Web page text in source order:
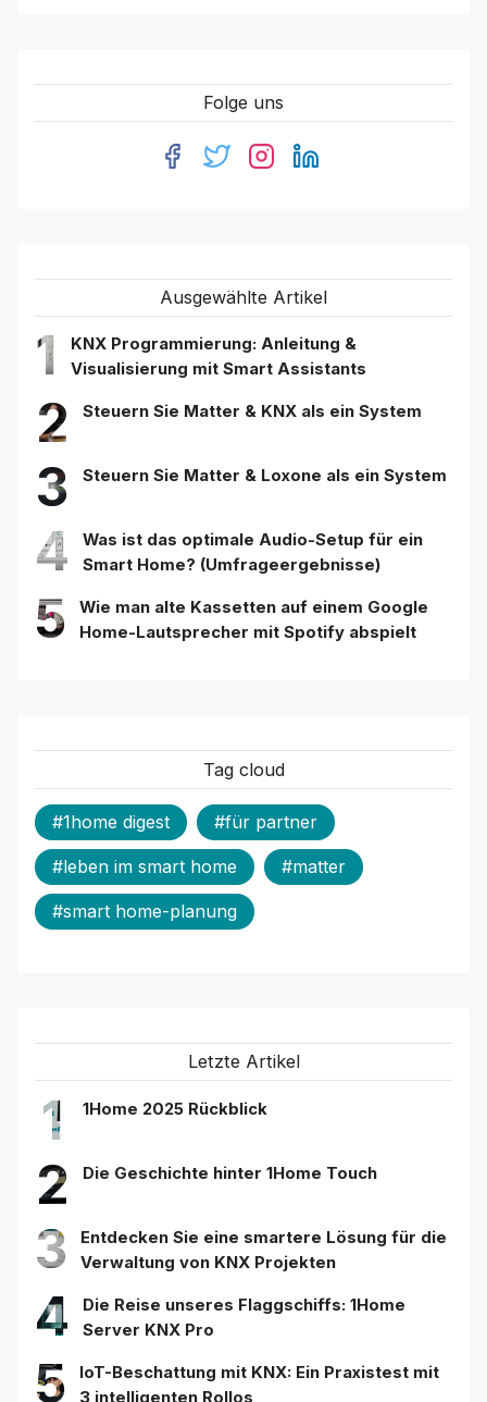
Folge uns
Ausgewählte Artikel
1
KNX Programmierung: Anleitung &
Visualisierung mit Smart Assistants
2 Steuern Sie Matter & KNX als ein System
3 Steuern Sie Matter & Loxone als ein System
4
Was ist das optimale Audio-Setup für ein
Smart Home? (Umfrageergebnisse)
5
Wie man alte Kassetten auf einem Google
Home-Lautsprecher mit Spotify abspielt
Tag cloud
#1home digest #für partner
#leben im smart home #matter
#smart home-planung
Letzte Artikel
1 1Home 2025 Rückblick
2 Die Geschichte hinter 1Home Touch
3
Entdecken Sie eine smartere Lösung für die
Verwaltung von KNX Projekten
4
Die Reise unseres Flaggschiffs: 1Home
Server KNX Pro
5
IoT-Beschattung mit KNX: Ein Praxistest mit
3 intelligenten Rollos